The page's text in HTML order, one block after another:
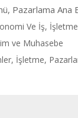
Pazarlama Ana
Ve İş, İşletme
ve Muhasebe
İşletme,